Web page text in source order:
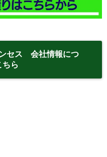
セス 会社情報につ
ちら